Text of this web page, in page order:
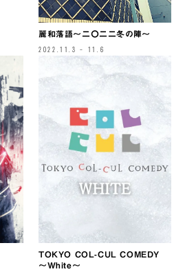
麗和落語～二〇二二冬の陣～
2022.11.3 – 11.6
TOKYO COL-CUL COMEDY
〜White〜